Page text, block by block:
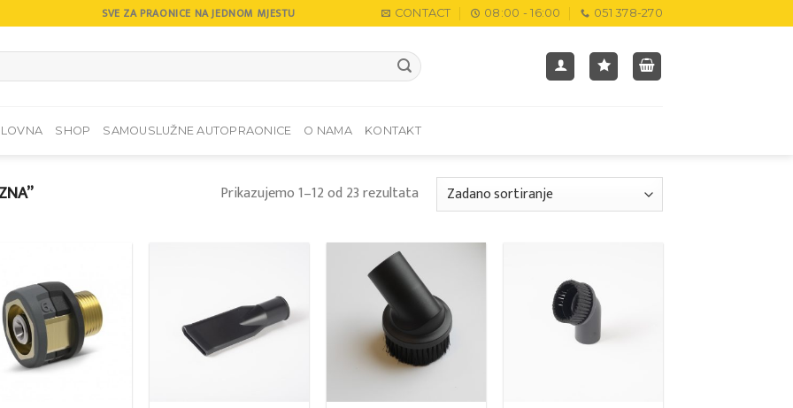
SVE ZA PRAONICE NA JEDNOM MJESTU CONTACT 08:00 - 16:00 051 378-270
SHOP SAMOUSLUŽNE AUTOPRAONICE O NAMA KONTAKT
Prikazujemo 1–12 od 23 rezultata
Add to
wishlist wishlist wishlist